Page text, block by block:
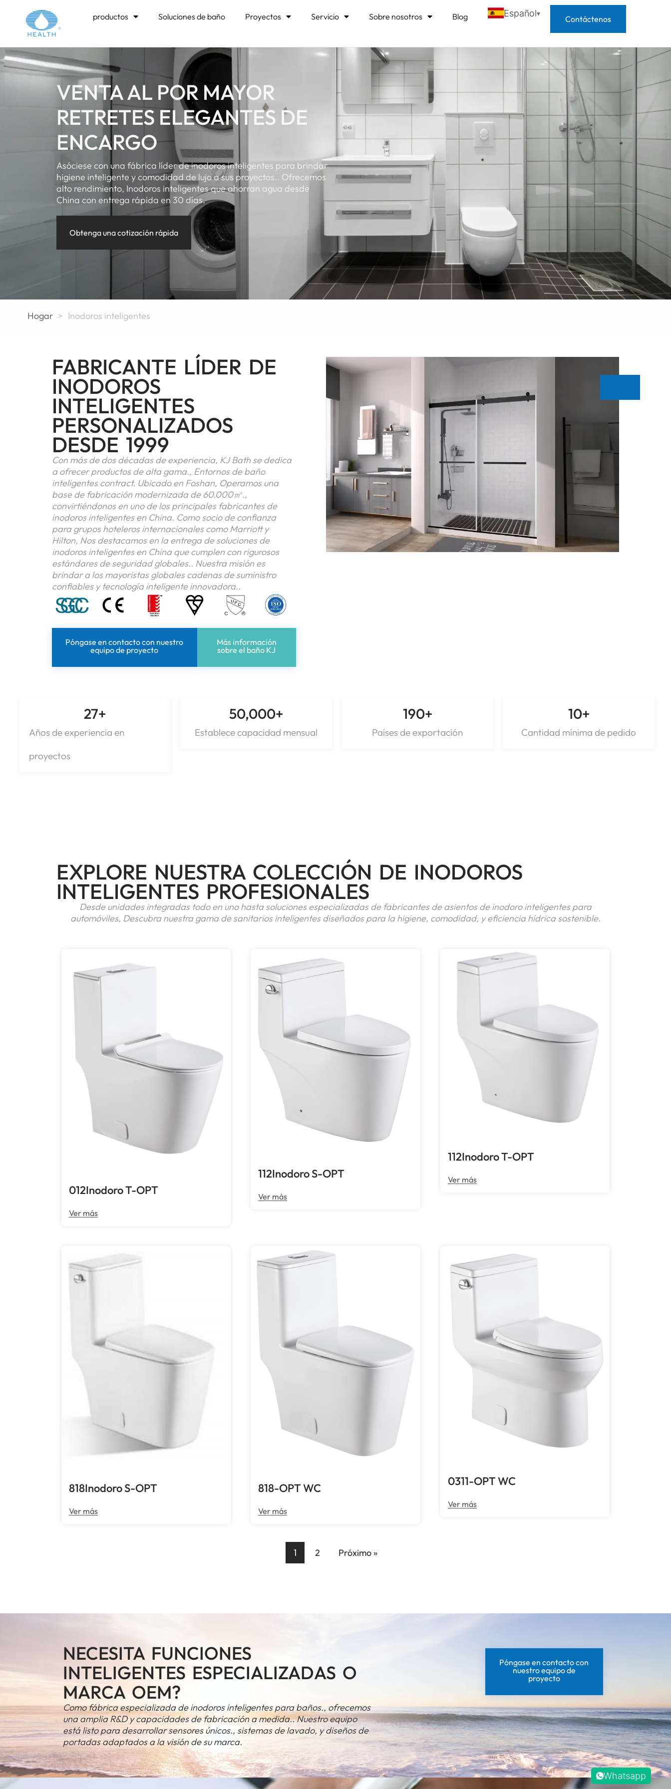
productos Soluciones de baño Proyectos Servicio Sobre nosotros Blog Español
Contáctenos
VENTA AL POR MAYOR
RETRETES ELEGANTES DE
ENCARGO
Asóciese con una fábrica líder de inodoros inteligentes para brindar
higiene inteligente y comodidad de lujo a sus proyectos.. Ofrecemos
alto rendimiento, Inodoros inteligentes que ahorran agua desde
China con entrega rápida en 30 días.
Obtenga una cotización rápida
Hogar > Inodoros inteligentes
FABRICANTE LÍDER DE
INODOROS
INTELIGENTES
PERSONALIZADOS
DESDE 1999
Con más de dos décadas de experiencia, KJ Bath se dedica
a ofrecer productos de alta gama., Entornos de baño
inteligentes contract. Ubicado en Foshan, Operamos una
base de fabricación modernizada de 60.000㎡.,
convirtiéndonos en uno de los principales fabricantes de
inodoros inteligentes en China. Como socio de confianza
para grupos hoteleros internacionales como Marriott y
Hilton, Nos destacamos en la entrega de soluciones de
inodoros inteligentes en China que cumplen con rigurosos
estándares de seguridad globales.. Nuestra misión es
brindar a los mayoristas globales cadenas de suministro
confiables y tecnología inteligente innovadora..
Póngase en contacto con nuestro
equipo de proyecto
Más información
sobre el baño KJ
Años de experiencia en
proyectos
27+
Establece capacidad mensual
50,000+
Países de exportación
190+
Cantidad mínima de pedido
10+
EXPLORE NUESTRA COLECCIÓN DE INODOROS
INTELIGENTES PROFESIONALES
Desde unidades integradas todo en uno hasta soluciones especializadas de fabricantes de asientos de inodoro inteligentes para
automóviles, Descubra nuestra gama de sanitarios inteligentes diseñados para la higiene, comodidad, y eficiencia hídrica sostenible.
012Inodoro T-OPT
Ver más
112Inodoro S-OPT
Ver más
112Inodoro T-OPT
Ver más
818Inodoro S-OPT
Ver más
818-OPT WC
Ver más
0311-OPT WC
Ver más
1 2 Próximo »
NECESITA FUNCIONES
INTELIGENTES ESPECIALIZADAS O
MARCA OEM?
Como fábrica especializada de inodoros inteligentes para baños., ofrecemos
una amplia R&D y capacidades de fabricación a medida.. Nuestro equipo
está listo para desarrollar sensores únicos., sistemas de lavado, y diseños de
portadas adaptados a la visión de su marca.
Póngase en contacto con
nuestro equipo de
proyecto
Whatsapp